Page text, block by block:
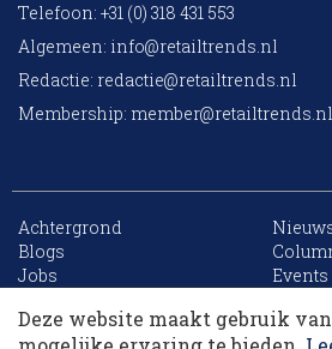
Telefoon: +31 (0) 318 431 553
Algemeen: info@retailtrends.nl
Redactie: redactie@retailtrends.nl
Membership: member@retailtrends.nl
Achtergrond
Blogs
Jobs
Events
Archief
Deze website maakt gebruik
10 collega’s
Korting op events